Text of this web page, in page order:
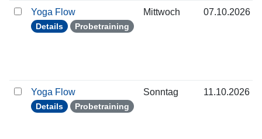
Yoga Flow
Details Probetraining
Mittwoch 07.10.2026
Yoga Flow
Details Probetraining
Sonntag 11.10.2026